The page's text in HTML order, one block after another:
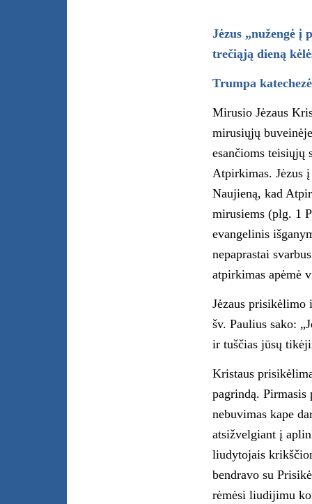
Jėzus „nužengė į
trečiąją dieną
Trumpa
Mirusio Jėzaus
mirusiųjų
esančioms teisiųjų
Atpirkimas. Jėzus į
Naujieną, kad
mirusiems (plg. 1
evangelinis
nepaprastai
atpirkimas apėmė
Jėzaus prisikėlimo
šv. Paulius sako:
ir tuščias jūsų
Kristaus
pagrindą.
nebuvimas kape
atsižvelgiant į
liudytojais
bendravo su
rėmėsi liudijimu